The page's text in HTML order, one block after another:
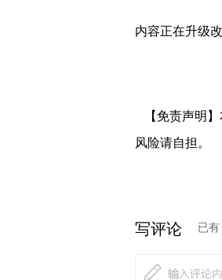
内容正在升级
【免责声明】
风险请自担。
写评论 已有